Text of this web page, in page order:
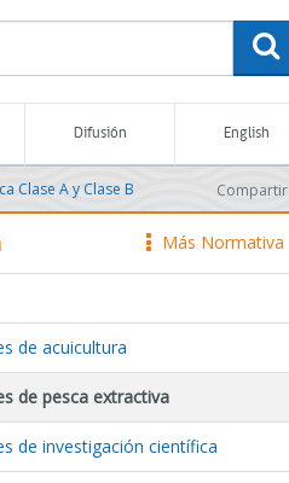
Difusión English
Compartir
Clase A y Clase B
icono
Más Normativa
de acuicultura
de pesca extractiva
de investigación científica